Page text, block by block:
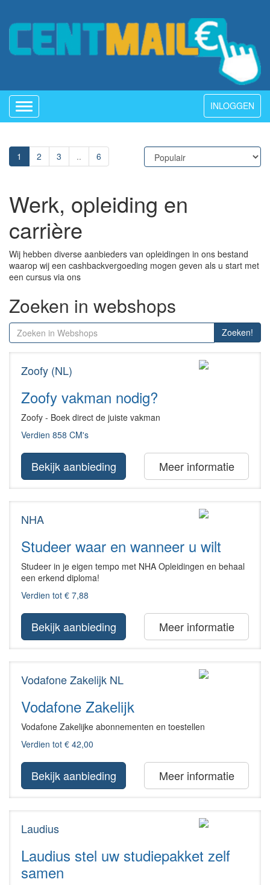
Toggle
navigation
INLOGGEN
1 2 3 .. 6
Werk, opleiding en
carrière
Wij hebben diverse aanbieders van opleidingen in ons bestand
waarop wij een cashbackvergoeding mogen geven als u start met
een cursus via ons
Zoeken in webshops
Zoeken!
Zoofy (NL)
Zoofy vakman nodig?
Zoofy - Boek direct de juiste vakman
Verdien 858 CM's
Bekijk aanbieding Meer informatie
NHA
Studeer waar en wanneer u wilt
Studeer in je eigen tempo met NHA Opleidingen en behaal
een erkend diploma!
Verdien tot € 7,88
Bekijk aanbieding Meer informatie
Vodafone Zakelijk NL
Vodafone Zakelijk
Vodafone Zakelijke abonnementen en toestellen
Verdien tot € 42,00
Bekijk aanbieding Meer informatie
Laudius
Laudius stel uw studiepakket zelf
samen